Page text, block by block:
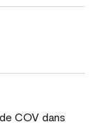
COV dans